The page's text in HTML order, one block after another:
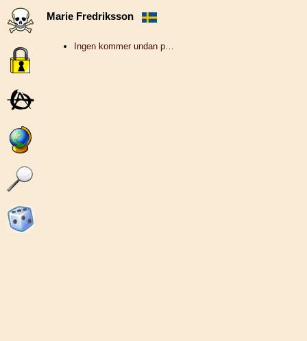
Marie Fredriksson
Ingen kommer undan p…